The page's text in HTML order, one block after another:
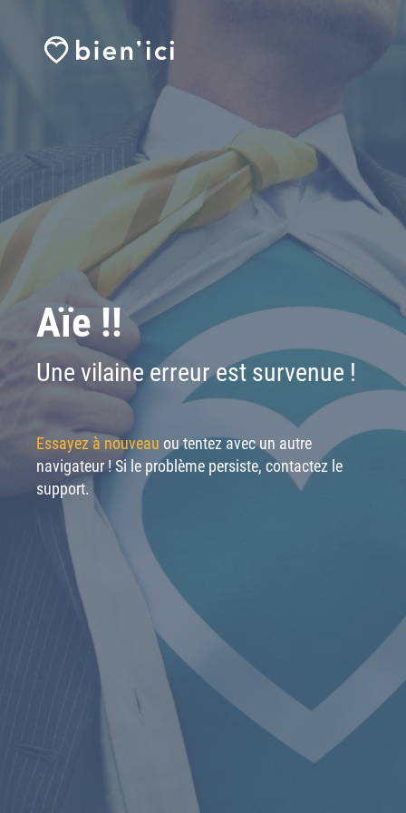
Aïe !!
Une vilaine erreur est survenue !
Essayez à nouveau ou tentez avec un autre
navigateur ! Si le problème persiste, contactez le
support.